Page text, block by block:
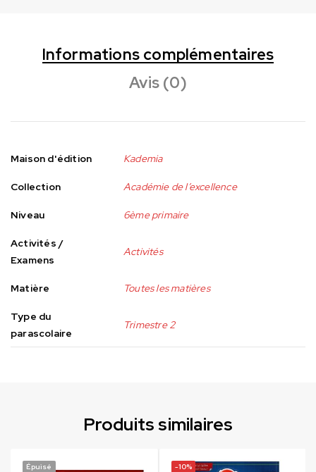
Informations complémentaires
Avis (0)
Maison d'édition Kademia
Collection Académie de l’excellence
Niveau 6ème primaire
Activités /
Examens
Activités
Matière Toutes les matières
Type du
parascolaire
Trimestre 2
Produits similaires
Épuisé -10%